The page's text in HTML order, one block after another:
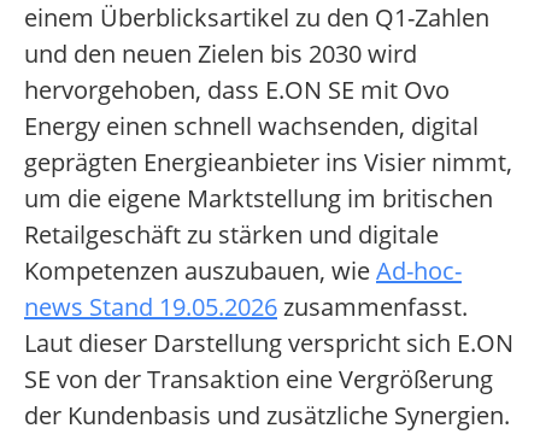
einem Überblicksartikel zu den Q1-Zahlen
und den neuen Zielen bis 2030 wird
hervorgehoben, dass E.ON SE mit Ovo
Energy einen schnell wachsenden, digital
geprägten Energieanbieter ins Visier nimmt,
um die eigene Marktstellung im britischen
Retailgeschäft zu stärken und digitale
Kompetenzen auszubauen, wieAd-hoc-
news Stand 19.05.2026zusammenfasst.
Laut dieser Darstellung verspricht sich E.ON
SE von der Transaktion eine Vergrößerung
der Kundenbasis und zusätzliche Synergien.